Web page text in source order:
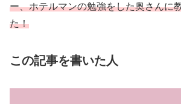
ー、ホテルマンの勉強をした奥さんに
た！
この記事を書いた人